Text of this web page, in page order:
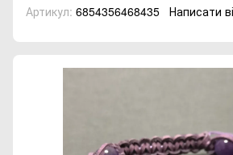
Артикул: 6854356468435 Написати